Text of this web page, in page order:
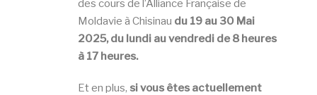
des cours de l’Alliance Française de
Moldavie à Chisinau du 19 au 30 Mai
2025, du lundi au vendredi de 8 heures
à 17 heures.
Et en plus, si vous êtes actuellement